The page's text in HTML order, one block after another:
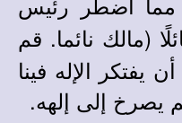
(مالك نائما. قم
الإله فينا
يصرخ إلى إلهه.